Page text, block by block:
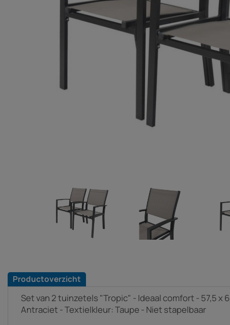
Productoverzicht
Set van 2 tuinzetels "Tropic" - Ideaal comfort - 57,5 x
Antraciet - Textielkleur: Taupe - Niet stapelbaar